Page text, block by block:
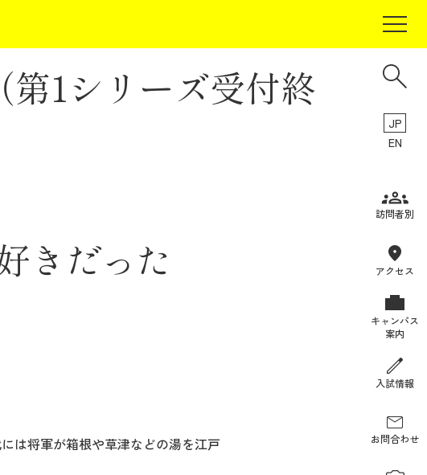
JP
EN
訪問者別
アクセス
キャンパス
案内
入試情報
お問合わせ
1シリーズ受付終
きだった
は将軍が箱根や草津などの湯を江戸